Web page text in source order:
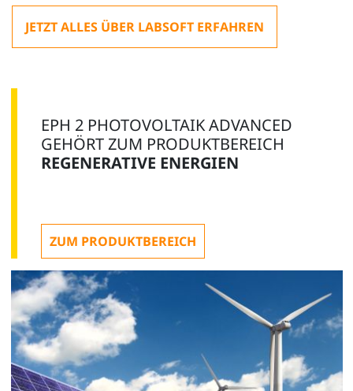
JETZT ALLES ÜBER LABSOFT ERFAHREN
EPH 2 PHOTOVOLTAIK ADVANCED
GEHÖRT ZUM PRODUKTBEREICH
REGENERATIVE ENERGIEN
ZUM PRODUKTBEREICH